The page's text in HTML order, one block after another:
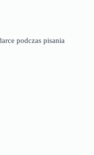
podczas pisania